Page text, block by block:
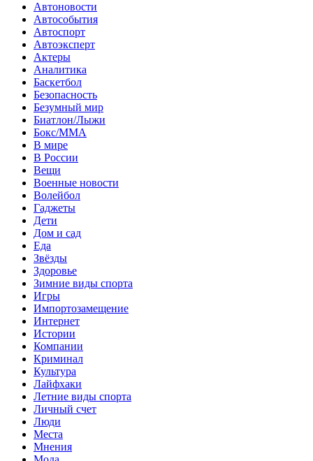
Автоновости
Автособытия
Автоспорт
Автоэксперт
Актеры
Аналитика
Баскетбол
Безопасность
Безумный мир
Биатлон/Лыжи
Бокс/MMA
В мире
В России
Вещи
Военные новости
Волейбол
Гаджеты
Дети
Дом и сад
Еда
Звёзды
Здоровье
Зимние виды спорта
Игры
Импортозамещение
Интернет
Истории
Компании
Криминал
Культура
Лайфхаки
Летние виды спорта
Личный счет
Люди
Места
Мнения